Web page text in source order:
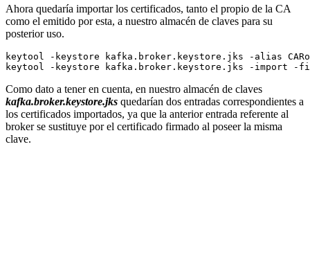
Ahora quedaría importar los certificados, tanto el propio de la CA
como el emitido por esta, a nuestro almacén de claves para su
posterior uso.
keytool -keystore kafka.broker.keystore.jks -alias
Como dato a tener en cuenta, en nuestro almacén de claves
kafka.broker.keystore.jks quedarían dos entradas correspondientes a
los certificados importados, ya que la anterior entrada referente al
broker se sustituye por el certificado firmado al poseer la misma
clave.